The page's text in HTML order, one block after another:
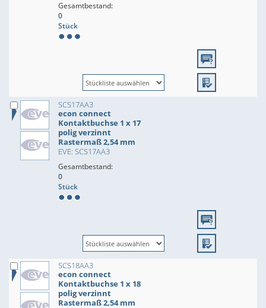
Gesamtbestand:
0
Stück
SCS17AA3
econ connect
Kontaktbuchse 1 x 17
polig verzinnt
Rastermaß 2,54 mm
EVE: SCS17AA3
Gesamtbestand:
0
Stück
SCS18AA3
econ connect
Kontaktbuchse 1 x 18
polig verzinnt
Rastermaß 2,54 mm